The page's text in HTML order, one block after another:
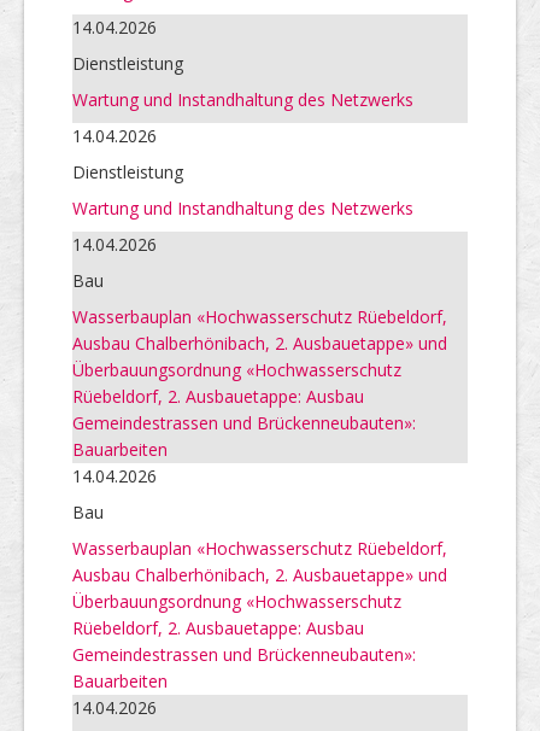
14.04.2026
Dienstleistung
Wartung und Instandhaltung des Netzwerks
14.04.2026
Dienstleistung
Wartung und Instandhaltung des Netzwerks
14.04.2026
Bau
Wasserbauplan «Hochwasserschutz Rüebeldorf,
Ausbau Chalberhönibach, 2. Ausbauetappe» und
Überbauungsordnung «Hochwasserschutz
Rüebeldorf, 2. Ausbauetappe: Ausbau
Gemeindestrassen und Brückenneubauten»:
Bauarbeiten
14.04.2026
Bau
Wasserbauplan «Hochwasserschutz Rüebeldorf,
Ausbau Chalberhönibach, 2. Ausbauetappe» und
Überbauungsordnung «Hochwasserschutz
Rüebeldorf, 2. Ausbauetappe: Ausbau
Gemeindestrassen und Brückenneubauten»:
Bauarbeiten
14.04.2026